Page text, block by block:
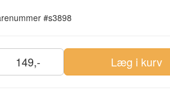
#s3898
149,- Læg i kurv